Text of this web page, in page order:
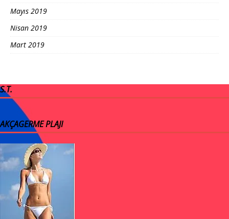
Mayıs 2019
Nisan 2019
Mart 2019
S.T.
AKÇAGERME PLAJI